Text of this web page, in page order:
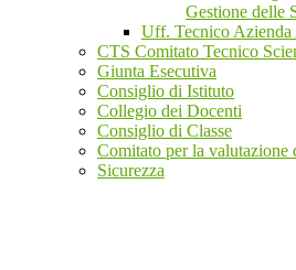
Gestione delle
Uff. Tecnico Azienda
CTS Comitato Tecnico
Giunta Esecutiva
Consiglio di Istituto
Collegio dei Docenti
Consiglio di Classe
Comitato per la valutazione
Sicurezza